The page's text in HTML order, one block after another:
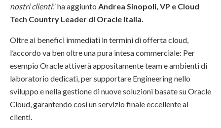
nostri clienti.” ha aggiunto Andrea Sinopoli, VP e Cloud
Tech Country Leader di Oracle Italia.
Oltre ai benefici immediati in termini di offerta cloud,
l’accordo va ben oltre una pura intesa commerciale: Per
esempio Oracle attiverà appositamente team e ambienti di
laboratorio dedicati, per supportare Engineering nello
sviluppo e nella gestione di nuove soluzioni basate su Oracle
Cloud, garantendo così un servizio finale eccellente ai
clienti.